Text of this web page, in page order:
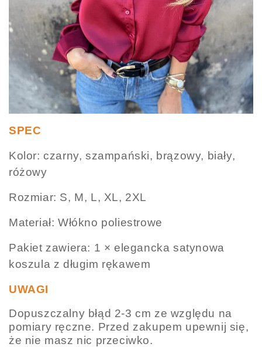
SPEC
Kolor: czarny, szampański, brązowy, biały,
różowy
Rozmiar: S, M, L, XL, 2XL
Materiał: Włókno poliestrowe
Pakiet zawiera: 1 × elegancka satynowa
koszula z długim rękawem
UWAGI
Dopuszczalny błąd 2-3 cm ze względu na
pomiary ręczne. Przed zakupem upewnij się,
że nie masz nic przeciwko.